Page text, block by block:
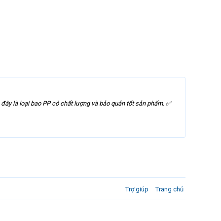
là loại bao PP có chất lượng và bảo quản tốt sản phẩm. ✅
Trợ giúp Trang chủ